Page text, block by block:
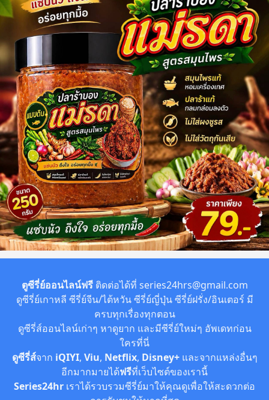
ตูซีรี่ย์ออนไลน์ฟรีติดต่อได้ที่ series24hrs@gmail.com
ดูซีรี่ย์เกาหลี ซีรี่ย์จีน/ไต้หวัน ซีรี่ย์ญี่ปุ่น ซีรี่ย์ฝรั่ง/อินเตอร์ มี
ครบทุกเรื่องทุกตอน
ดูซีรี่ส์ออนไลน์เก่าๆ หาดูยาก และมีซีรี่ย์ใหม่ๆ อัพเดทก่อน
ใครที่นี่
ดูซีรี่ส์จาก iQIYI, Viu, Netflix, Disney+ และจากแหล่งอื่นๆ
อีกมากมายได้ฟรีที่เว็บไซต์ของเรานี้
Series24hr เราได้รวบรวมซีรี่ย์มาให้คุณดูเพื่อให้สะดวกต่อ